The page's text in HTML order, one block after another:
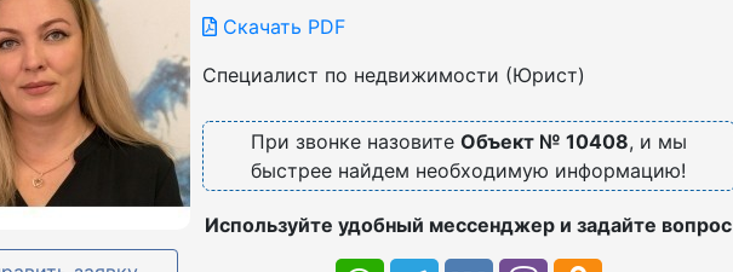
Скачать PDF
Специалист по недвижимости (Юрист)
При звонке назовите Объект № 10408, и мы
быстрее найдем необходимую информацию!
Используйте удобный мессенджер и задайте вопрос